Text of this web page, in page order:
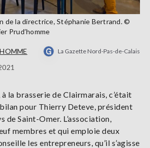
de la directrice, Stéphanie Bertrand. ©
Prud’homme
La Gazette Nord-Pas-de-Calais
la brasserie de Clairmarais, c’était
bilan pour Thierry Deteve, président
de Saint-Omer. L’association,
membres et qui emploie deux
les entrepreneurs, qu’il s’agisse